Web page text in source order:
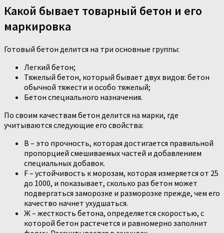
Какой бывает товарный бетон и его
маркировка
Готовый бетон делится на три основные группы:
Легкий бетон;
Тяжелый бетон, который бывает двух видов: бетон
обычной тяжести и особо тяжелый;
Бетон специального назначения.
По своим качествам бетон делится на марки, где
учитываются следующие его свойства:
B – это прочность, которая достигается правильной
пропорцией смешиваемых частей и добавлением
специальных добавок.
F – устойчивость к морозам, которая измеряется от 25
до 1000, и показывает, сколько раз бетон может
подвергаться заморозке и разморозке прежде, чем его
качество начнет ухудшаться.
Ж – жесткость бетона, определяется скоростью, с
которой бетон растечется и равномерно заполнит